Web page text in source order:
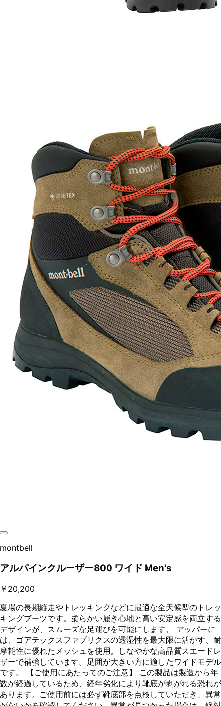
montbell
アルパインクルーザー800 ワイド Men's
￥20,200
夏場の長期縦走やトレッキングなどに最適な全天候型のトレッ
キングブーツです。柔らかい履き心地と高い安定感を両立する
デザインが、スムーズな足運びを可能にします。 アッパーに
は、ゴアテックスファブリクスの透湿性を最大限に活かす、耐
摩耗性に優れたメッシュを使用。しなやかな高品質スエードレ
ザーで補強しています。足囲が大きい方に適したワイドモデル
です。 【ご使用にあたってのご注意】 この製品は製造から年
数が経過しているため、経年劣化により靴底が剥がれる恐れが
あります。ご使用前には必ず靴底部を点検していただき、異常